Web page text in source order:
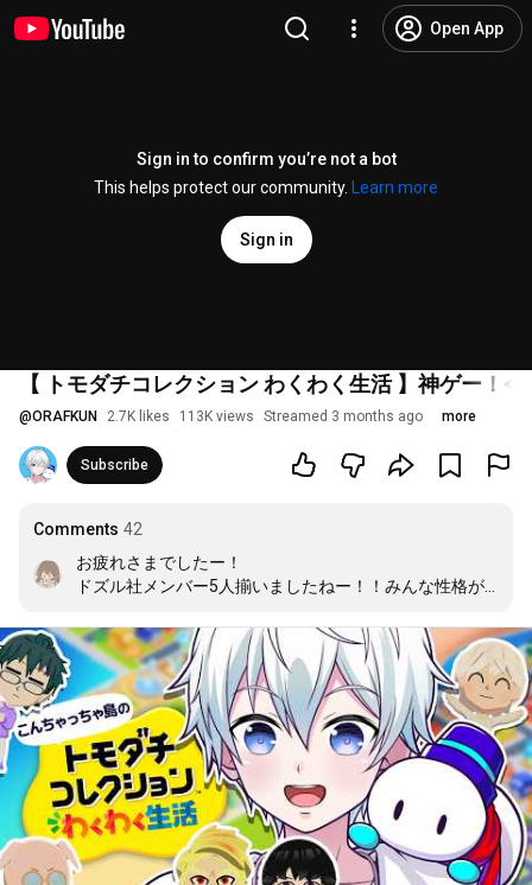
Open App
Sign in to confirm you’re not a bot
This helps protect our community.
Learn more
Sign in
【 トモダチコレクション わくわく生活 】神ゲー！
@ORAFKUN 2.7K likes 113K views Streamed 3 months ago more
Subscribe
Comments 42
お疲れさまでしたー！
ドズル社メンバー5人揃いましたねー！！みんな性格が
『ブルーチーズ伝道師』一生忘れん気がしますw